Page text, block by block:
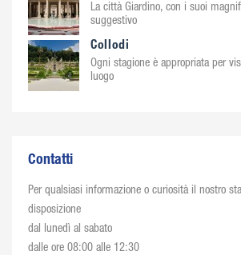
La città Giardino, con i suoi
suggestivo
Collodi
Ogni stagione è appropriata per
luogo
Contatti
Per qualsiasi informazione o curiosità il nostro
disposizione
dal lunedì al sabato
dalle ore 08:00 alle 12:30